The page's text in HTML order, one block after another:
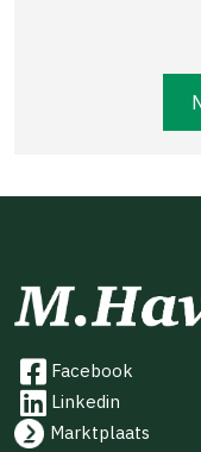
Facebook
Linkedin
Marktplaats